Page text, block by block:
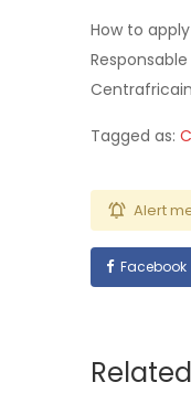
How to apply
Tagged as:
Alert
Facebook